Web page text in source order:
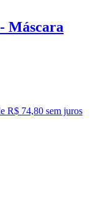
Máscara
R$ 74,80 sem juros